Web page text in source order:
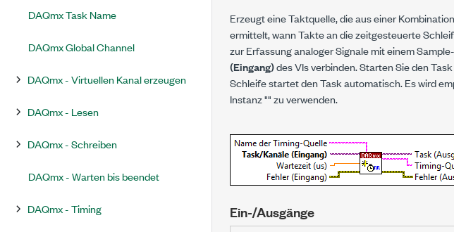
DAQmx Task Name
DAQmx Global Channel
DAQmx - Virtuellen Kanal erzeugen
DAQmx - Lesen
DAQmx - Schreiben
DAQmx - Warten bis beendet
DAQmx - Timing
Erzeugt eine Taktquelle, die aus einer
ermittelt, wann Takte an die zeitgesteuerte
zur Erfassung analoger Signale mit einem
(Eingang)des VIs verbinden. Starten Sie den
Schleife startet den Task automatisch. Es wird
Instanz "" zu verwenden.
Ein-/Ausgänge